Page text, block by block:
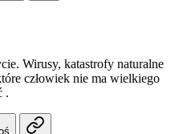
Wirusy, katastrofy naturalne
człowiek nie ma wielkiego
.